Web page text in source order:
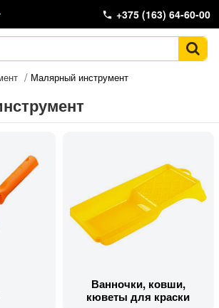
+375 (163) 64-60-00
Малярный инструмент
Ванночки, ковши,
кюветы для краски